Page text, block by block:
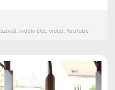
,vidéki élet,videó,YouTube